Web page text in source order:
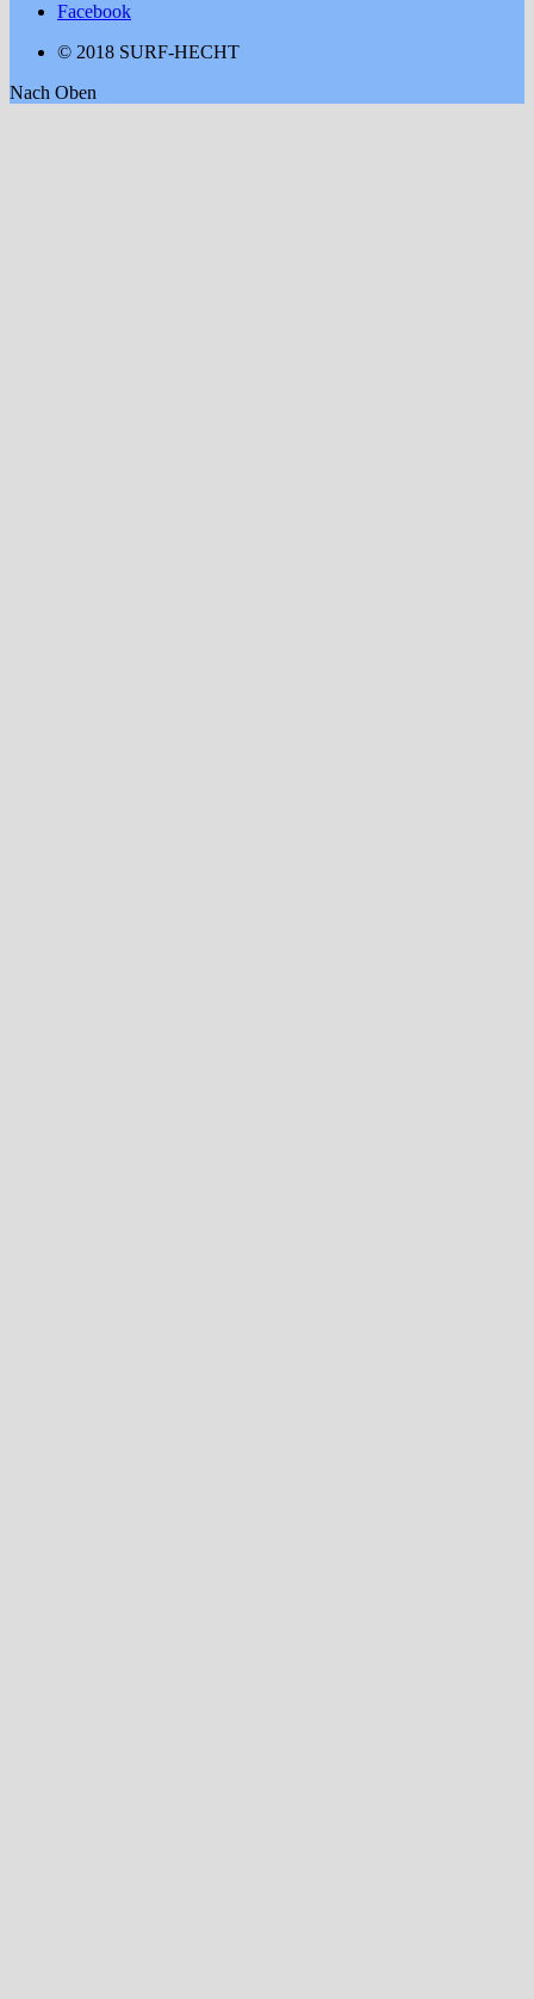
Facebook
© 2018 SURF-HECHT
Nach Oben